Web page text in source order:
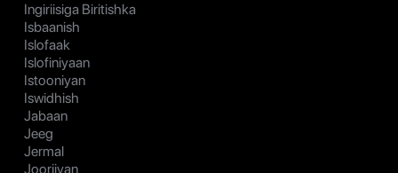
Ingiriisiga Biritishka
Isbaanish
Islofaak
Islofiniyaan
Istooniyan
Iswidhish
Jabaan
Jeeg
Jermal
Joorjiyan